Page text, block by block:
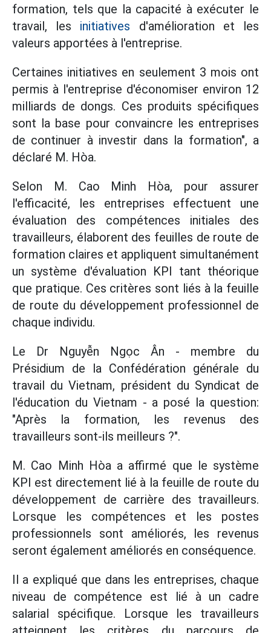
formation, tels que la capacité à exécuter le
travail, les initiatives d'amélioration et les
valeurs apportées à l'entreprise.
Certaines initiatives en seulement 3 mois ont
permis à l'entreprise d'économiser environ 12
milliards de dongs. Ces produits spécifiques
sont la base pour convaincre les entreprises
de continuer à investir dans la formation", a
déclaré M. Hòa.
Selon M. Cao Minh Hòa, pour assurer
l'efficacité, les entreprises effectuent une
évaluation des compétences initiales des
travailleurs, élaborent des feuilles de route de
formation claires et appliquent simultanément
un système d'évaluation KPI tant théorique
que pratique. Ces critères sont liés à la feuille
de route du développement professionnel de
chaque individu.
Le Dr Nguyễn Ngọc Ân - membre du
Présidium de la Confédération générale du
travail du Vietnam, président du Syndicat de
l'éducation du Vietnam - a posé la question:
"Après la formation, les revenus des
travailleurs sont-ils meilleurs ?".
M. Cao Minh Hòa a affirmé que le système
KPI est directement lié à la feuille de route du
développement de carrière des travailleurs.
Lorsque les compétences et les postes
professionnels sont améliorés, les revenus
seront également améliorés en conséquence.
Il a expliqué que dans les entreprises, chaque
niveau de compétence est lié à un cadre
salarial spécifique. Lorsque les travailleurs